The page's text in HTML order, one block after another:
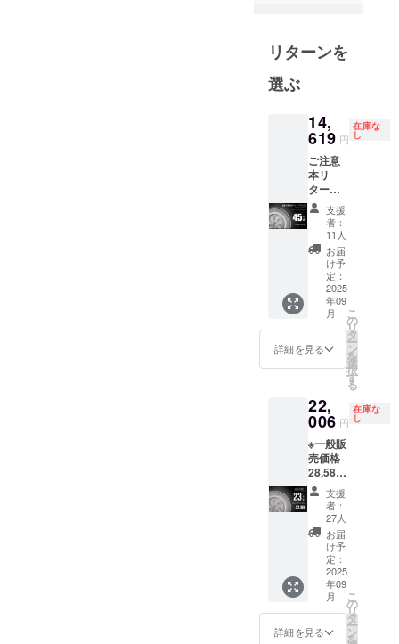
創業以来、
つねに時代
のニーズ、
イルの変化
を見つめ、
製品の企画
開発から、
設計、製
造、販売後
のメンテナ
ンスに至る
まで、一貫
して自社で
行うことで
皆様の信頼
き、安全・
安心・安
定・安価な
商品やサー
ビスのご提
案を通じ
て、お客さ
まにご満足
をいただく
よう社員一
丸となって
取り組んで
まいりま
リターンを
選ぶ
14,
619 円
在庫な
し
ご注意
本リ
ターン
は初代
モデル
のシー
リング
ファン
ライト
とな
り、操
作はリ
モコ
ン・壁
スイッ
チのみ
ており
ます。
ライト
の明る
さは
4,160
ルーメ
ンで
す。 ※
一般販
売価格
26,580
円（消
費税・
送料
込）の
45％OF
支援
者：
11人
お届
け予
定：
2025
年09
月
詳細を見る
こ
の
リ
タ
ー
ン
を
選
択
す
る
22,
006 円
在庫な
し
※一般販
売価格
28,580
円（消
費税・
送料
込）の
23％OF
F ※製品
内容：
LumaFl
ow 第二
弾本体
支援
者：
27人
お届
け予
定：
2025
年09
月
詳細を見る
こ
の
リ
タ
ー
ン
を